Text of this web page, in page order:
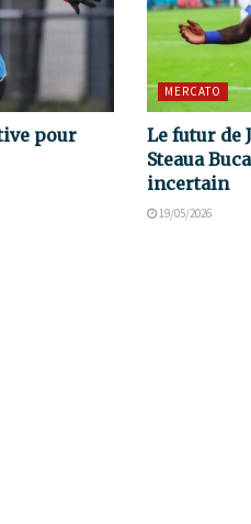
pour
MERCATO
Le futur de
Steaua
incertain
19/05/2026